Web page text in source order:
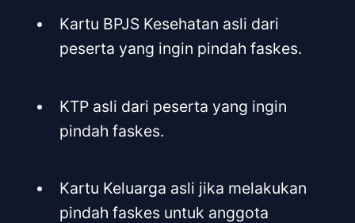
Kartu BPJS Kesehatan asli dari
peserta yang ingin pindah faskes.
KTP asli dari peserta yang ingin
pindah faskes.
Kartu Keluarga asli jika melakukan
pindah faskes untuk anggota